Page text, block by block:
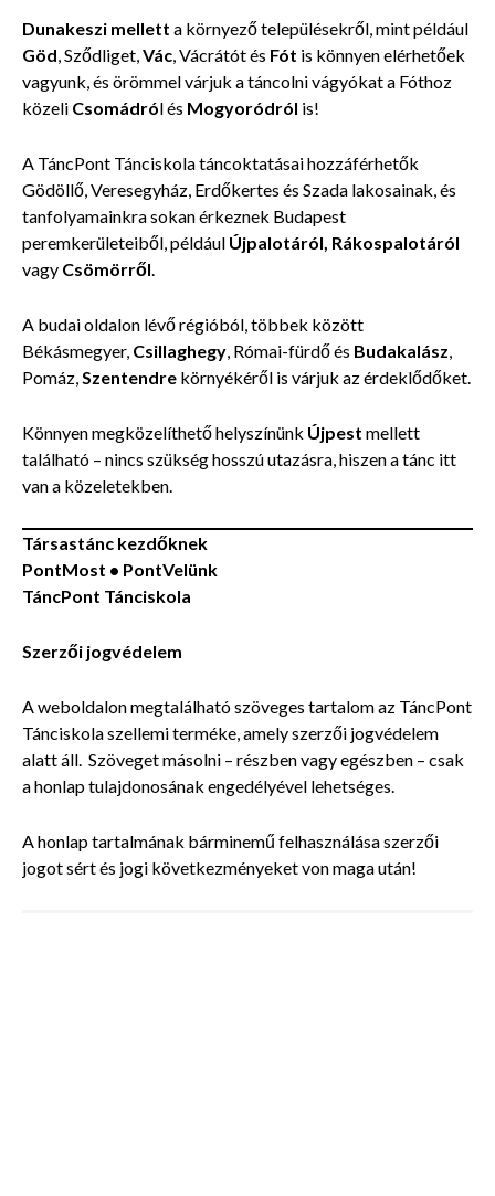
Dunakeszi mellett a környező településekről, mint például
Göd, Sződliget,Vác, Vácrátót és Fót is könnyen elérhetőek
vagyunk, és örömmel várjuk a táncolni vágyókat a Fóthoz
közeli Csomádról és Mogyoródról is!
A TáncPont Tánciskola táncoktatásai hozzáférhetők
Gödöllő, Veresegyház, Erdőkertes és Szada lakosainak, és
tanfolyamainkra sokan érkeznek Budapest
peremkerületeiből, például Újpalotáról, Rákospalotáról
vagy Csömörről.
A budai oldalon lévő régióból, többek között
Békásmegyer, Csillaghegy, Római-fürdő és Budakalász,
Pomáz,Szentendre környékéről is várjuk az érdeklődőket.
Könnyen megközelíthető helyszínünk Újpest mellett
található – nincs szükség hosszú utazásra, hiszen a tánc itt
van a közeletekben.
Társastánc kezdőknek
PontMost • PontVelünk
TáncPont Tánciskola
Szerzői jogvédelem
A weboldalon megtalálható szöveges tartalom az TáncPont
Tánciskola szellemi terméke, amely szerzői jogvédelem
alatt áll. Szöveget másolni – részben vagy egészben – csak
a honlap tulajdonosának engedélyével lehetséges.
A honlap tartalmának bárminemű felhasználása szerzői
jogot sért és jogi következményeket von maga után!